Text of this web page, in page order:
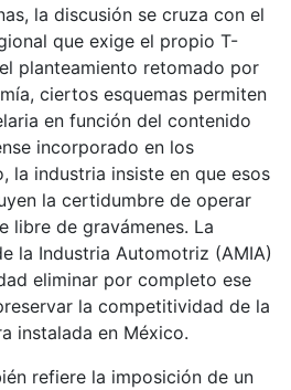
la discusión se cruza con el
que exige el propio T-
planteamiento retomado por
ciertos esquemas permiten
en función del contenido
incorporado en los
la industria insiste en que esos
la certidumbre de operar
libre de gravámenes. La
la Industria Automotriz (AMIA)
eliminar por completo ese
la competitividad de la
instalada en México.
refiere la imposición de un